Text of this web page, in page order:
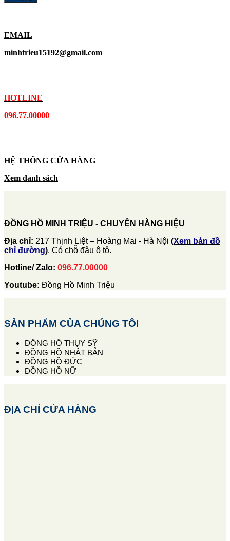
EMAIL
minhtrieu15192@gmail.com
HOTLINE
096.77.00000
HỆ THỐNG CỬA HÀNG
Xem danh sách
ĐỒNG HỒ MINH TRIỆU - CHUYÊN HÀNG HIỆU
Địa chỉ: 217 Thịnh Liệt – Hoàng Mai - Hà Nội (Xem bản đồ
chỉ đường). Có chỗ đậu ô tô.
Hotline/ Zalo: 096.77.00000
Youtube: Đồng Hồ Minh Triệu
SẢN PHẨM CỦA CHÚNG TÔI
ĐỒNG HỒ THỤY SỸ
ĐỒNG HỒ NHẬT BẢN
ĐỒNG HỒ ĐỨC
ĐỒNG HỒ NỮ
ĐỊA CHỈ CỬA HÀNG